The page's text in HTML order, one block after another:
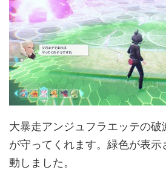
大暴走アンジュフラエッテの
が守ってくれます。緑色が表
動しました。